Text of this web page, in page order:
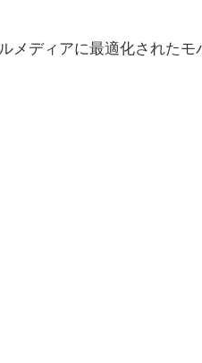
メディアに最適化されたモ